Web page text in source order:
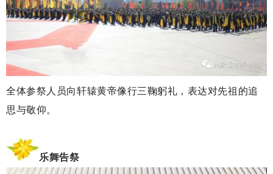
全体参祭人员向轩辕黄帝像行三鞠躬礼，表达对先祖的追
思与敬仰。
乐舞告祭